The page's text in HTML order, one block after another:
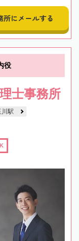
所にメールする
役
士事務所
川駅